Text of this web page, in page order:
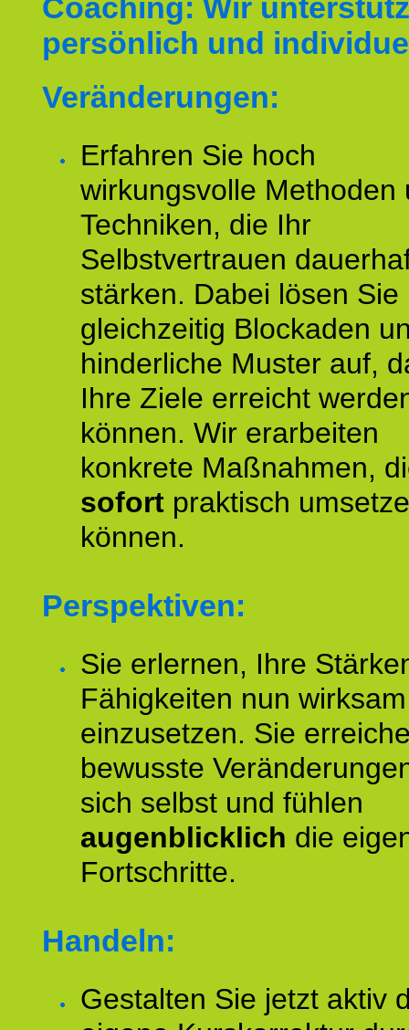
Coaching: Wir
persönlich und
Veränderungen:
Erfahren Sie hoch
wirkungsvolle Methoden
Techniken, die Ihr
Selbstvertrauen
stärken. Dabei lösen Sie
gleichzeitig Blockaden
hinderliche Muster auf,
Ihre Ziele erreicht
können. Wir erarbeiten
konkrete Maßnahmen,
sofort praktisch
können.
Perspektiven:
Sie erlernen, Ihre
Fähigkeiten nun wirksam
einzusetzen. Sie
bewusste
sich selbst und fühlen
augenblicklich die
Fortschritte.
Handeln:
Gestalten Sie jetzt aktiv